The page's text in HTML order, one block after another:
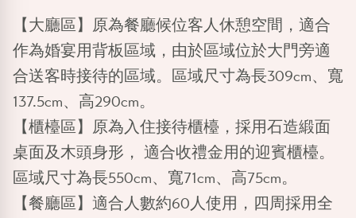
【大廳區】 原為餐廳候位客人休憩空間，適合
作為婚宴用背板區域，由於區域位於大門旁適
合送客時接待的區域。區域尺寸為長309cm、寬
137.5cm、高290cm。
【櫃檯區】 原為入住接待櫃檯，採用石造緞面
桌面及木頭身形， 適合收禮金用的迎賓櫃檯。
區域尺寸為長550cm、寬71cm、高75cm。
【餐廳區】 適合人數約60人使用，四周採用全